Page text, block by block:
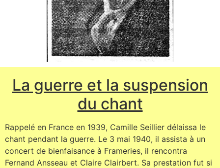
La guerre et la suspension
du chant
Rappelé en France en 1939, Camille Seillier délaissa le
chant pendant la guerre. Le 3 mai 1940, il assista à un
concert de bienfaisance à Frameries, il rencontra
Fernand Ansseau et Claire Clairbert. Sa prestation fut si